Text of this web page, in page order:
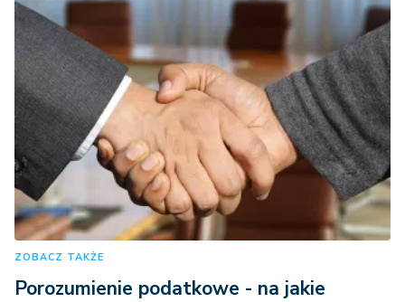
ZOBACZ TAKŻE
Porozumienie podatkowe - na jakie